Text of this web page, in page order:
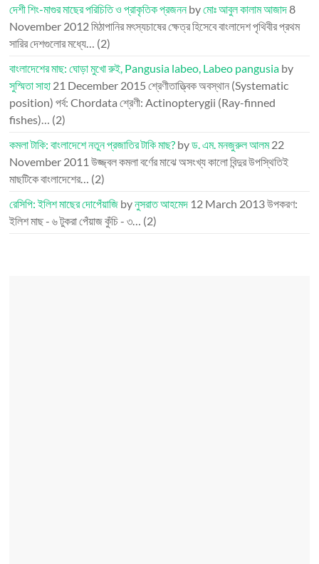
দেশী শিং-মাগুর মাছের পরিচিতি ও প্রাকৃতিক প্রজননbyমোঃ আবুল কালাম আজাদ8
November 2012মিঠাপানির মৎস্যচাষের ক্ষেত্র হিসেবে বাংলাদেশ পৃথিবীর প্রথম
সারির দেশগুলোর মধ্যে… (2)
বাংলাদেশের মাছ: ঘোড়া মুখো রুই, Pangusia labeo, Labeo pangusia by
সুস্মিতা সাহা 21 December 2015 শ্রেণীতাত্ত্বিক অবস্থান (Systematic
position) পর্ব: Chordata শ্রেণী: Actinopterygii (Ray-finned
fishes)… (2)
কমলা টাকি: বাংলাদেশে নতুন প্রজাতির টাকি মাছ? byড. এম. মনজুরুল আলম22
November 2011 উজ্জ্বল কমলা বর্ণের মাঝে অসংখ্য কালো বিন্দুর উপস্থিতিই
মাছটিকে বাংলাদেশের… (2)
রেসিপি: ইলিশ মাছের দোপেঁয়াজি byনুসরাত আহমেদ 12 March 2013উপকরণ:
ইলিশ মাছ - ৬ টুকরা পেঁয়াজ কুঁচি - ৩… (2)